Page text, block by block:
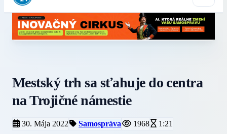
Mestský trh sa sťahuje do centra
na Trojičné námestie
30. Mája 2022 Samospráva 1968 1:21